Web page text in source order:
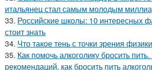
итальянец стал самым молодым
33. Российские школы: 10 интересных
стоит знать
34. Что такое тень с точки зрения
35. Как помочь алкоголику бросить
рекомендаций, как бросить пить